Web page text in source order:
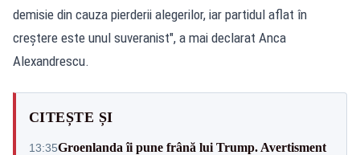
demisie din cauza pierderii alegerilor, iar partidul aflat în
creștere este unul suveranist", a mai declarat Anca
Alexandrescu.
CITEȘTE ȘI
13:35Groenlanda îi pune frână lui Trump. Avertisment